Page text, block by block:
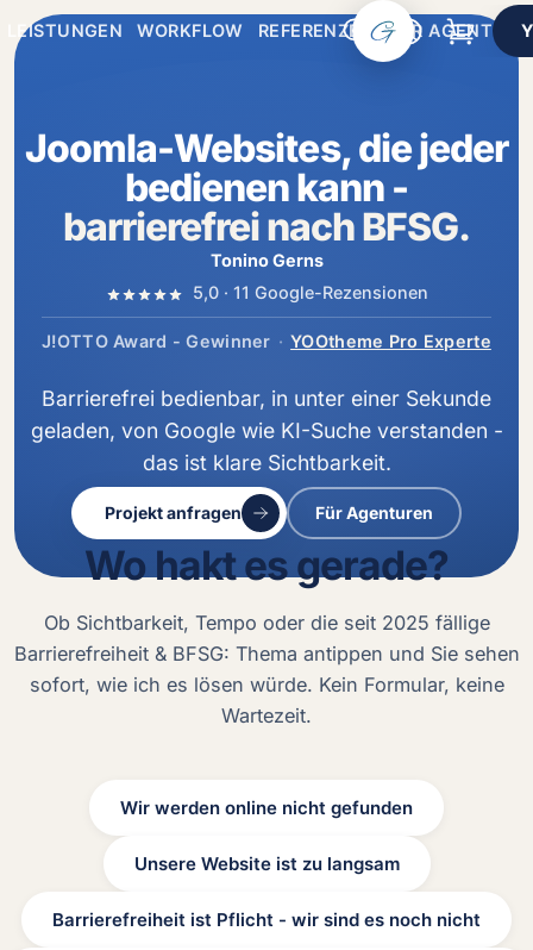
LEISTUNGEN WORKFLOW REFERENZEN FÜR
Joomla-Websites, die jeder
bedienen kann -
barrierefrei nach BFSG.
Barrierefrei bedienbar, in unter einer Sekunde
geladen, von Google wie KI-Suche verstanden -
das ist klare Sichtbarkeit.
Projekt anfragen Für Agenturen
Tonino Gerns
5,0von 5 Sternen
· 11 Google-Rezensionen- jetzt bei
J!OTTO Award - Gewinner · YOOtheme Pro Experte
Wo hakt es gerade?
Ob Sichtbarkeit, Tempo oder die seit 2025 fällige
Barrierefreiheit & BFSG: Thema antippen und Sie sehen
sofort, wie ich es lösen würde. Kein Formular, keine
Wartezeit.
Wir werden online nicht gefunden
Unsere Website ist zu langsam
Barrierefreiheit ist Pflicht - wir sind es noch nicht